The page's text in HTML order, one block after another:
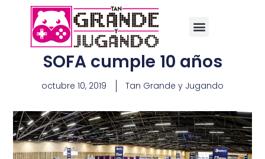
SOFA cumple 10 años
octubre 10, 2019 Tan Grande y Jugando